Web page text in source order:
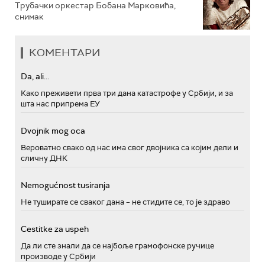
Трубачки оркестар Бобана Марковића,
снимак
КОМЕНТАРИ
Da, ali...
Како преживети прва три дана катастрофе у Србији, и за
шта нас припрема ЕУ
Dvojnik mog oca
Вероватно свако од нас има свог двојника са којим дели и
сличну ДНК
Nemogućnost tusiranja
Не туширате се сваког дана – не стидите се, то је здраво
Cestitke za uspeh
Да ли сте знали да се најбоље грамофонске ручице
производе у Србији